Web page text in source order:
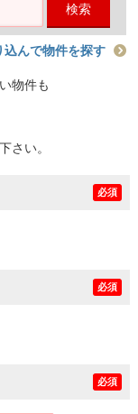
検索
込んで物件を探す
物件も
さい。
必須
必須
必須